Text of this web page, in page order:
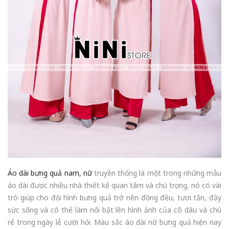
Áo dài bưng quả nam, nữtruyền thống là một trong những mẫu
áo dài được nhiều nhà thiết kế quan tâm và chú trọng, nó có vài
trò giúp cho đội hình bưng quả trở nên đồng đều, tươi tắn, đầy
sức sống và có thể làm nổi bật lên hình ảnh của cô dâu và chú
rể trong ngày lễ cưới hỏi. Màu sắc áo dài nữ bưng quả hiện nay